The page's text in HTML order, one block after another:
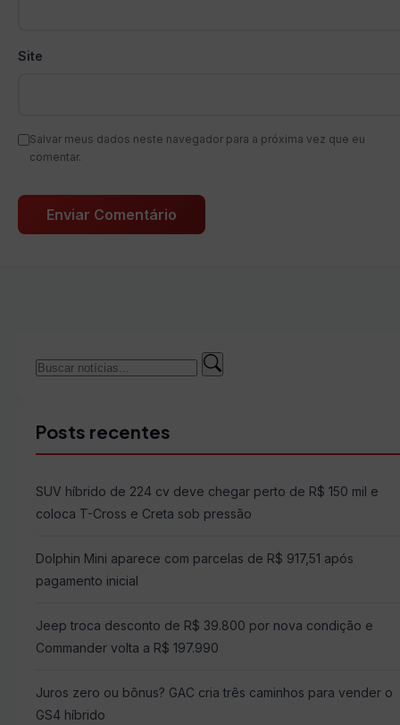
Site
Salvar meus dados neste navegador para a próxima vez que eu
comentar.
Buscar
Buscar
Posts recentes
SUV híbrido de 224 cv deve chegar perto de R$ 150 mil e
coloca T-Cross e Creta sob pressão
Dolphin Mini aparece com parcelas de R$ 917,51 após
pagamento inicial
Jeep troca desconto de R$ 39.800 por nova condição e
Commander volta a R$ 197.990
Juros zero ou bônus? GAC cria três caminhos para vender o
GS4 híbrido